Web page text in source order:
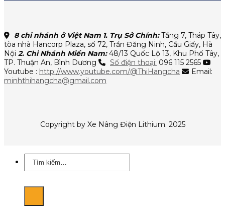
8 chi nhánh ở Việt Nam 1. Trụ Sở Chính:Tầng 7, Tháp Tây,
tòa nhà Hancorp Plaza, số 72, Trần Đăng Ninh, Cầu Giấy, Hà
Nội 2. Chi Nhánh Miền Nam:48/13 Quốc Lộ 13, Khu Phố Tây,
TP. Thuận An, Bình Dương
Số điện thoại: 096 115 2565
Youtube : http://www.youtube.com/@ThiHangcha
Email:
minhthihangcha@gmail.com
Copyright by Xe Nâng Điện Lithium. 2025
Tìm
kiếm: